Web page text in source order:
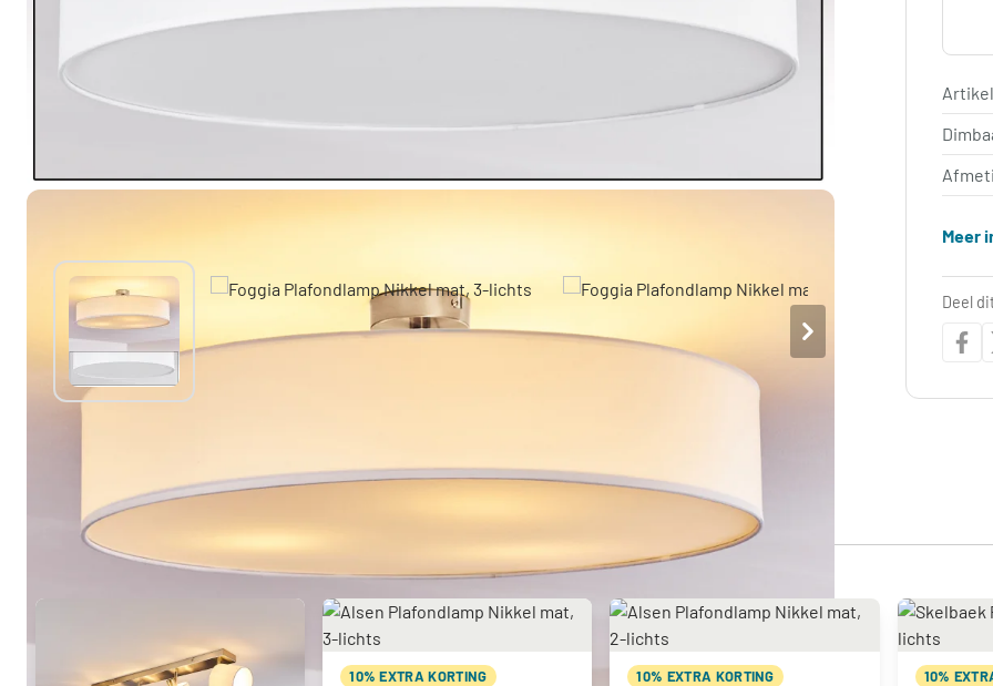
Meer
Deel
Misschien vind je dit ook leuk
10% EXTRA KORTING 10% EXTRA KORTING 10%